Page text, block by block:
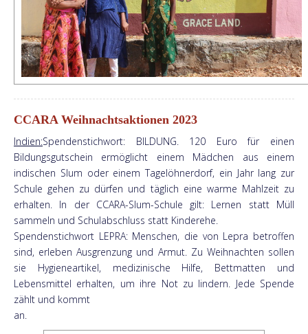
CCARA Weihnachtsaktionen 2023
Indien:Spendenstichwort: BILDUNG. 120 Euro für einen
Bildungsgutschein ermöglicht einem Mädchen aus einem
indischen Slum oder einem Tagelöhnerdorf, ein Jahr lang zur
Schule gehen zu dürfen und täglich eine warme Mahlzeit zu
erhalten. In der CCARA-Slum-Schule gilt: Lernen statt Müll
sammeln und Schulabschluss statt Kinderehe.
Spendenstichwort LEPRA: Menschen, die von Lepra betroffen
sind, erleben Ausgrenzung und Armut. Zu Weihnachten sollen
sie Hygieneartikel, medizinische Hilfe, Bettmatten und
Lebensmittel erhalten, um ihre Not zu lindern. Jede Spende
zählt und kommt
an.